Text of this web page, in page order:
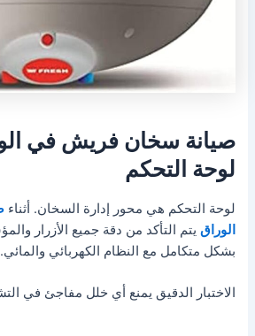
صيانة سخان فريش في
لوحة التحكم
لوحة التحكم هي محور إدارة السخان. أثناء
الوراق يتم التأكد من دقة جميع الأزرار
بشكل متكامل مع النظام الكهربائي والمائي.
الاختبار الدقيق يمنع أي خلل مفاجئ في